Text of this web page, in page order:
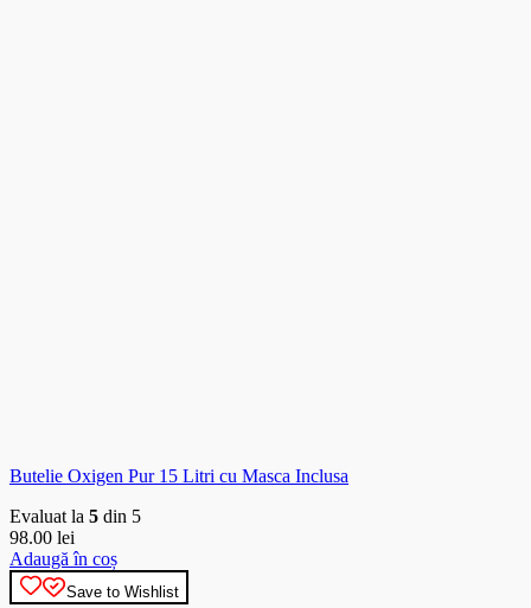
Butelie Oxigen Pur 15 Litri cu Masca Inclusa
Evaluat la 5 din 5
98.00 lei
Adaugă în coș
Save to Wishlist